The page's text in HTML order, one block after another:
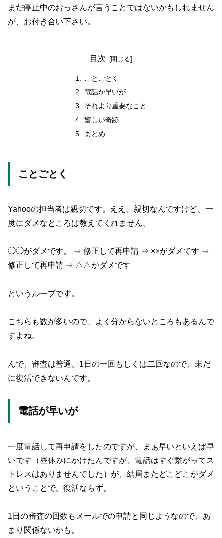
まだ停止中のおっさんが言うことではないかもしれません
が、お付き合い下さい。
目次
ことごとく
電話が早いが
それより重要なこと
嬉しい奇跡
まとめ
ことごとく
Yahooの担当者は親切です。ええ、親切なんですけど、一
度にダメなところは教えてくれません。
◯◯がダメです。 ⇒ 修正して再申請 ⇒ ××がダメです ⇒
修正して再申請 ⇒ △△がダメです
というループです。
こちらも数が多いので、よく分からないところもあるんで
すよね。
んで、審査は普通、1日の一回もしくは二回なので、未だ
に復活できないんです。
電話が早いが
一度電話して再申請をしたのですが、まぁ早いといえば早
いです（昼休みにかけたんですが、電話はすぐ繋がってス
トレスはありませんでした）が、結局またどこどこがダメ
ということで、復活ならず。
1日の審査の回数もメールでの申請と同じようなので、あ
まり関係ないかも。